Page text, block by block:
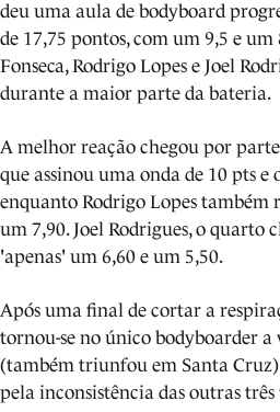
deu uma aula de bodyboard
de 17,75 pontos, com um 9,5 e
Fonseca, Rodrigo Lopes e Joel
durante a maior parte da bateria.
A melhor reação chegou por
que assinou uma onda de 10 pts e
enquanto Rodrigo Lopes também
um 7,90. Joel Rodrigues, o quarto
'apenas' um 6,60 e um 5,50.
Após uma final de cortar a
tornou-se no único bodyboarder a
(também triunfou em Santa
pela inconsistência das outras